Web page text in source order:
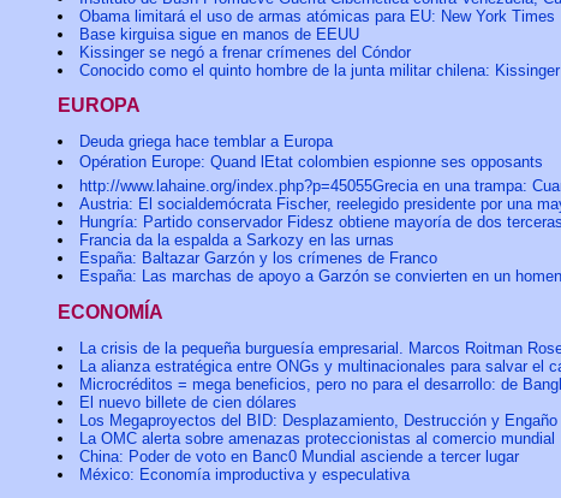
Obama limitará el uso de armas atómicas para EU: New York Times
Base kirguisa sigue en manos de EEUU
Kissinger se negó a frenar crímenes del Cóndor
Conocido como el quinto hombre de la junta militar chilena:
EUROPA
Deuda griega hace temblar a Europa
Opération Europe: Quand lEtat colombien espionne ses opposants
http://www.lahaine.org/index.php?p=45055Grecia en una trampa:
Austria: El socialdemócrata Fischer, reelegido presidente por una
Hungría: Partido conservador Fidesz obtiene mayoría de dos
Francia da la espalda a Sarkozy en las urnas
España: Baltazar Garzón y los crímenes de Franco
España: Las marchas de apoyo a Garzón se convierten en un
ECONOMÍA
La crisis de la pequeña burguesía empresarial. Marcos Roitman
La alianza estratégica entre ONGs y multinacionales para salvar
Microcréditos = mega beneficios, pero no para el desarrollo: de
El nuevo billete de cien dólares
Los Megaproyectos del BID: Desplazamiento, Destrucción y Engaño
La OMC alerta sobre amenazas proteccionistas al comercio mundial
China: Poder de voto en Banc0 Mundial asciende a tercer lugar
México: Economía improductiva y especulativa